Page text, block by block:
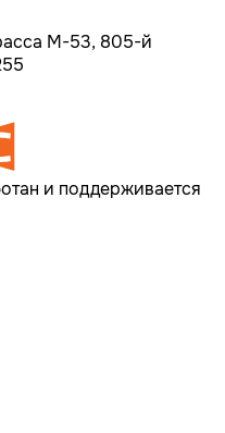
M-53, 805-й
и поддерживается